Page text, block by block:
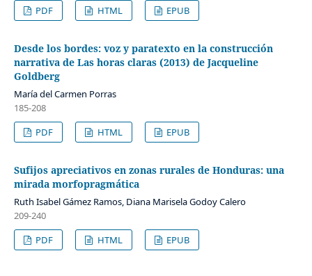
PDF HTML EPUB
Desde los bordes: voz y paratexto en la construcción
narrativa de Las horas claras (2013) de Jacqueline
Goldberg
María del Carmen Porras
185-208
PDF
HTML EPUB
Sufijos apreciativos en zonas rurales de Honduras: una
mirada morfopragmática
Ruth Isabel Gámez Ramos, Diana Marisela Godoy Calero
209-240
PDF
HTML EPUB